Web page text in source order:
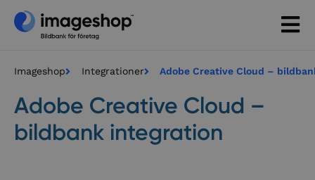
Imageshop Integrationer Adobe Creative Cloud –
Adobe Creative Cloud –
bildbank integration